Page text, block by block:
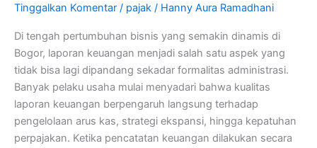
Tinggalkan Komentar / pajak / Hanny Aura Ramadhani
Di tengah pertumbuhan bisnis yang semakin dinamis di
Bogor, laporan keuangan menjadi salah satu aspek yang
tidak bisa lagi dipandang sekadar formalitas administrasi.
Banyak pelaku usaha mulai menyadari bahwa kualitas
laporan keuangan berpengaruh langsung terhadap
pengelolaan arus kas, strategi ekspansi, hingga kepatuhan
perpajakan. Ketika pencatatan keuangan dilakukan secara